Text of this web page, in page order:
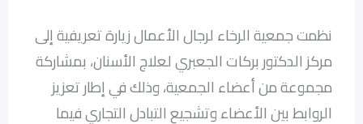
نظمت جمعية الرخاء لرجال الأعمال زيارة تعريفية إلى
مركز الدكتور بركات الجعبري لعلاج الأسنان، بمشاركة
مجموعة من أعضاء الجمعية، وذلك في إطار تعزيز
الروابط بين الأعضاء وتشجيع التبادل التجاري فيما